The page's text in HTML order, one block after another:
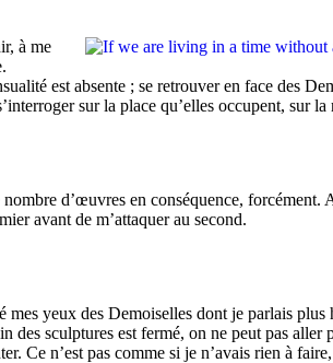
à me
est absente ; se retrouver en face des
sur la place qu’elles occupent, sur
d’œuvres en conséquence,
avant de m’attaquer au second.
yeux des Demoiselles dont je parlais
sculptures est fermé, on ne peut pas aller
n’est pas comme si je n’avais rien à